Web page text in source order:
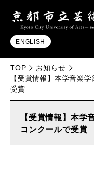
ENGLISH
TOP
お知らせ
【受賞情報】本学音楽
受賞
【受賞情報】本学
コンクールで受賞